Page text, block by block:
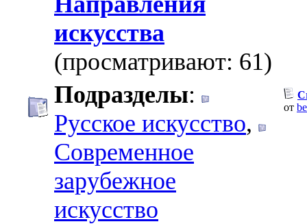
искусства
(просматривают: 61)
Подразделы:
Русское искусство,
Современное
зарубежное
искусство
от